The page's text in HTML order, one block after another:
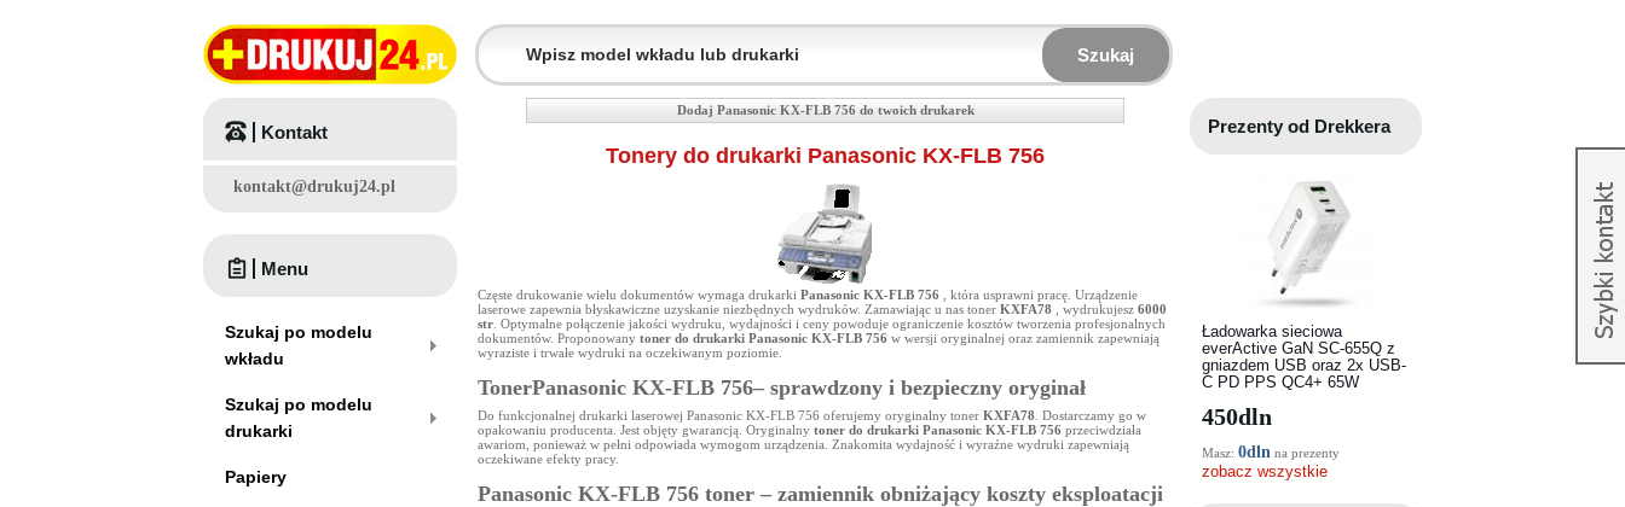
Szukaj
Dodaj Panasonic KX-FLB 756 do twoich drukarek
Tonery do drukarki Panasonic KX-FLB 756
Częste drukowanie wielu dokumentów wymaga drukarki Panasonic KX-FLB 756 , która usprawni pracę. Urządzenie
laserowe zapewnia błyskawiczne uzyskanie niezbędnych wydruków. Zamawiając u nas toner KXFA78 , wydrukujesz 6000
str . Optymalne połączenie jakości wydruku, wydajności i ceny powoduje ograniczenie kosztów tworzenia profesjonalnych
dokumentów. Proponowany toner do drukarki Panasonic KX-FLB 756 w wersji oryginalnej oraz zamiennik zapewniają
wyraziste i trwałe wydruki na oczekiwanym poziomie.
TonerPanasonic KX-FLB 756– sprawdzony i bezpieczny oryginał
Do funkcjonalnej drukarki laserowej Panasonic KX-FLB 756 oferujemy oryginalny toner KXFA78 . Dostarczamy go w
opakowaniu producenta. Jest objęty gwarancją. Oryginalny toner do drukarki Panasonic KX-FLB 756 przeciwdziała
awariom, ponieważ w pełni odpowiada wymogom urządzenia. Znakomita wydajność i wyraźne wydruki zapewniają
oczekiwane efekty pracy.
Panasonic KX-FLB 756 toner – zamiennik obniżający koszty eksploatacji
Kontakt
kontakt@drukuj24.pl
Menu
Szukaj po modelu
wkładu
Szukaj po modelu
drukarki
Papiery
Prezenty od Drekkera
Ładowarka sieciowa
everActive GaN SC-655Q z
gniazdem USB oraz 2x USB-
C PD PPS QC4+ 65W
450dln
Masz: 0dln na prezenty
zobacz wszystkie